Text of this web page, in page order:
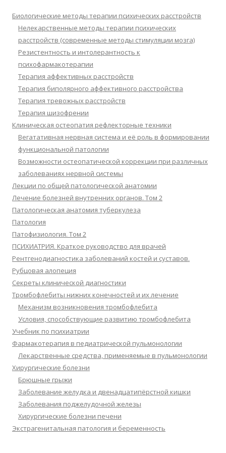
Биологические методы терапии психических расстройств
Нелекарственные методы терапии психических
расстройств (современные методы стимуляции мозга)
Резистентность и интолерантность к
психофармакотерапии
Терапия аффективных расстройств
Терапия биполярного аффективного расстройства
Терапия тревожных расстройств
Терапия шизофрении
Клиническая остеопатия рефлекторные техники
Вегатативная нервная система и её роль в формировании
функциональной патологии
Возможности остеопатической коррекции при различных
заболеваниях нервной системы
Лекции по общей патологической анатомии
Лечение болезней внутренних органов. Том 2
Патологическая анатомия туберкулеза
Патология
Патофизиология. Том 2
ПСИХИАТРИЯ. Краткое руководство для врачей
Рентгенодиагностика заболеваний костей и суставов.
Рубцовая алопеция
Секреты клинической диагностики
Тромбофлебиты нижних конечностей и их лечение
Механизм возникновения тромбофлебита
Условия, способствующие развитию тромбофлебита
Учебник по психиатрии
Фармакотерапия в педиатрической пульмонологии
Лекарственные средства, применяемые в пульмонологии
Хирургические болезни
Брюшные грыжи
Заболевание желудка и двенадцатипёрстной кишки
Заболевания поджелудочной железы
Хирургические болезни печени
Экстрагенитальная патология и беременность